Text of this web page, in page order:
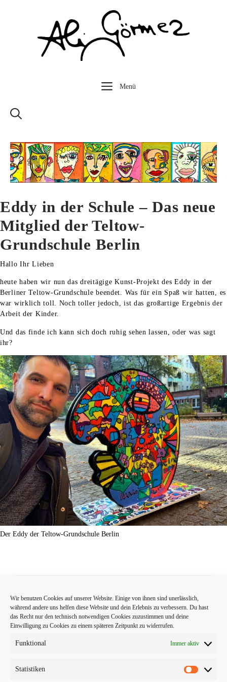
Wir benutzen Cookies auf unserer Website. Einige von ihnen sind unerlässlich,
während andere uns helfen diese Website und dein Erlebnis zu verbessern. Du hast
das Recht nur den technisch notwendigen Cookies zuzustimmen und deine
Einwilligung zu Cookies zu einem späteren Zeitpunkt zu widerrufen.
Funktional Immer aktiv
Statistiken
Menü
Eddy in der Schule – Das neue
Mitglied der Teltow-
Grundschule Berlin
Hallo Ihr Lieben
heute haben wir nun das dreitägige Kunst-Projekt des Eddy in der
Berliner Teltow-Grundschule beendet. Was für ein Spaß wir hatten, es
war wirklich toll. Noch toller jedoch, ist das großartige Ergebnis der
Arbeit der Kinder.
Und das finde ich kann sich doch ruhig sehen lassen, oder was sagt
ihr?
Der Eddy der Teltow-Grundschule Berlin
Start Lookbook Kontakt Impressum AGB
Datenschutzerklärung Widerrufsbelehrung